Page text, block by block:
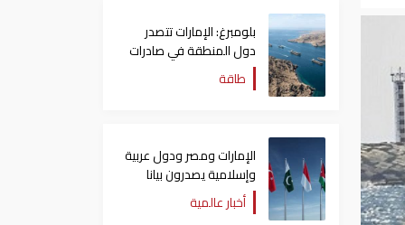
بلومبرغ: الإمارات تتصدر
دول المنطقة في صادرات
النفط عبر مضيق هرمز
طاقة
الإمارات ومصر ودول عربية
وإسلامية يصدرون بيانا
مشتركا بشأن الانتهاكات
الإسرائيلية في غزة
أخبار عالمية